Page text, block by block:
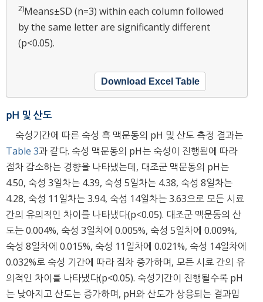
2)Means±SD (n=3) within each column followed
by the same letter are significantly different
(p<0.05).
Download Excel Table
pH 및 산도
숙성기간에 따른 숙성 흑 맥문동의 pH 및 산도 측정 결과는
Table 3과 같다. 숙성 맥문동의 pH는 숙성이 진행됨에 따라
점차 감소하는 경향을 나타냈는데, 대조군 맥문동의 pH는
4.50, 숙성 3일차는 4.39, 숙성 5일차는 4.38, 숙성 8일차는
4.28, 숙성 11일차는 3.94, 숙성 14일차는 3.63으로 모든 시료
간의 유의적인 차이를 나타냈다(p<0.05). 대조군 맥문동의 산
도는 0.004%, 숙성 3일차에 0.005%, 숙성 5일차에 0.009%,
숙성 8일차에 0.015%, 숙성 11일차에 0.021%, 숙성 14일차에
0.032%로 숙성 기간에 따라 점차 증가하며, 모든 시료 간의 유
의적인 차이를 나타냈다(p<0.05). 숙성기간이 진행될수록 pH
는 낮아지고 산도는 증가하며, pH와 산도가 상응되는 결과임